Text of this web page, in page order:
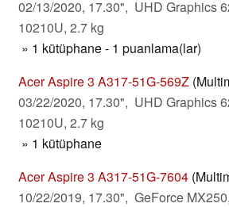
02/13/2020, 17.30", UHD Graphics
10210U, 2.7 kg
» 1 kütüphane - 1 puanlama(lar)
Acer Aspire 3 A317-51G-569Z
03/22/2020, 17.30", UHD Graphics
10210U, 2.7 kg
» 1 kütüphane
Acer Aspire 3 A317-51G-7604
10/22/2019, 17.30", GeForce